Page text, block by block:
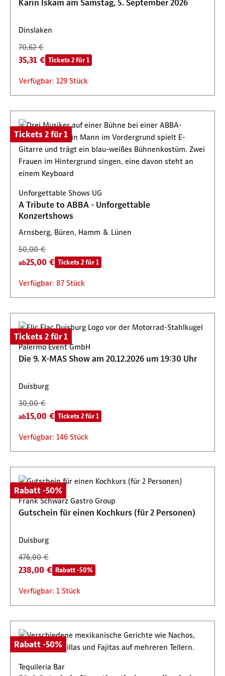
Karin Iskam am Samstag, 5. September 2026
Dinslaken
70,62 €
35,31 € Tickets 2 für 1
Verfügbar: 129 Stück
Tickets 2 für 1
Unforgettable Shows UG
A Tribute to ABBA - Unforgettable
Konzertshows
Arnsberg, Büren, Hamm & Lünen
50,00 €
ab25,00 € Tickets 2 für 1
Verfügbar: 87 Stück
Tickets 2 für 1
Palermo Event GmbH
Die 9. X-MAS Show am 20.12.2026 um 19:30 Uhr
Duisburg
30,00 €
ab15,00 € Tickets 2 für 1
Verfügbar: 146 Stück
Rabatt -50%
Frank Schwarz Gastro Group
Gutschein für einen Kochkurs (für 2 Personen)
Duisburg
476,00 €
238,00 € Rabatt -50%
Verfügbar: 1 Stück
Rabatt -50%
Tequileria Bar